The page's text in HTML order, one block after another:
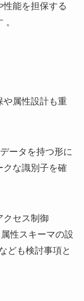
性能を担保する
や属性設計も重
ータを持つ形に
クな識別子を確
クセス制御
性スキーマの設
ども検討事項と